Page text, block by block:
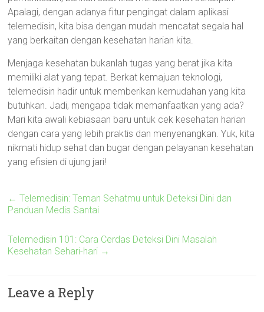
Apalagi, dengan adanya fitur pengingat dalam aplikasi
telemedisin, kita bisa dengan mudah mencatat segala hal
yang berkaitan dengan kesehatan harian kita.
Menjaga kesehatan bukanlah tugas yang berat jika kita
memiliki alat yang tepat. Berkat kemajuan teknologi,
telemedisin hadir untuk memberikan kemudahan yang kita
butuhkan. Jadi, mengapa tidak memanfaatkan yang ada?
Mari kita awali kebiasaan baru untuk cek kesehatan harian
dengan cara yang lebih praktis dan menyenangkan. Yuk, kita
nikmati hidup sehat dan bugar dengan pelayanan kesehatan
yang efisien di ujung jari!
← Telemedisin: Teman Sehatmu untuk Deteksi Dini dan
Panduan Medis Santai
Telemedisin 101: Cara Cerdas Deteksi Dini Masalah
Kesehatan Sehari-hari →
Leave a Reply